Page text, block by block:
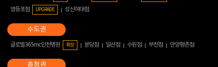
영등포점
UPGRADE 성신여대점
글로벌365mc인천병원 확장 분당점 일산점 수원점 부천점 안양평촌점